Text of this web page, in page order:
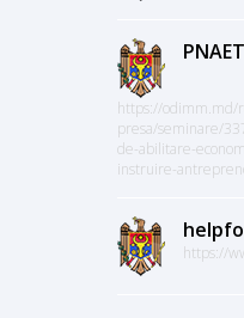
PNAET
https://odimm.md/
presa/seminare/
de-abilitare-
instruire-
https://